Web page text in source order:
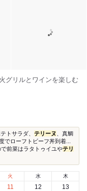
グリルとワインを楽しむ
トサラダ、 テリーヌ
、真鯛
でローフトビーフ丼到着...
前菜はラタトゥイユやテリ
火
11
水
12
木
13